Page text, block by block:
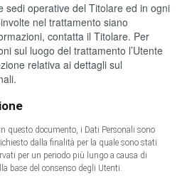
sedi operative del Titolare ed in ogni
nel trattamento siano
contatta il Titolare. Per
sul luogo del trattamento l’Utente
relativa ai dettagli sul
questo documento, i Dati Personali sono
dalla finalità per la quale sono stati
per un periodo più lungo a causa di
base del consenso degli Utenti.